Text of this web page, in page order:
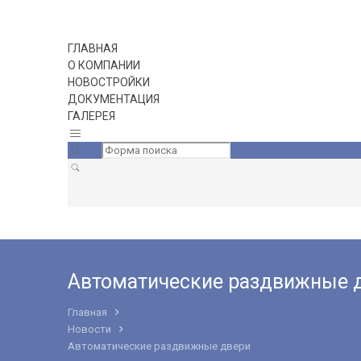
ГЛАВНАЯ
О КОМПАНИИ
НОВОСТРОЙКИ
ДОКУМЕНТАЦИЯ
ГАЛЕРЕЯ
Автоматические раздвижные
Главная
Новости
Автоматические раздвижные двери